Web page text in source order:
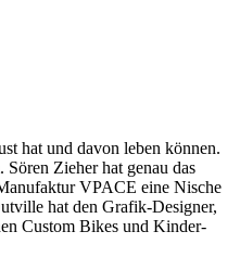
hat und davon leben können.
Zieher hat genau das
VPACE eine Nische
hat den Grafik-Designer,
Custom Bikes und Kinder-